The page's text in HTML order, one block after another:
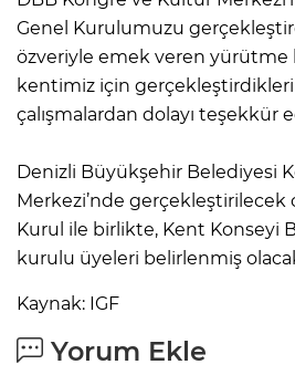
Genel Kurulumuzu
özveriyle emek veren yürütme
kentimiz için
çalışmalardan dolayı teşekkür
Denizli Büyükşehir Belediyesi
Merkezi’nde gerçekleştirilecek
Kurul ile birlikte, Kent Konseyi
kurulu üyeleri belirlenmiş
Kaynak: IGF
Yorum Ekle